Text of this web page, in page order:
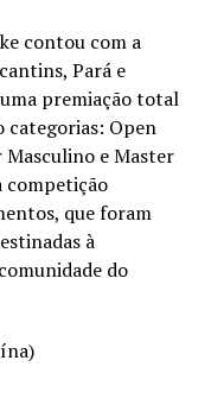
contou com a
Pará e
premiação total
categorias: Open
e Master
competição
que foram
à
do